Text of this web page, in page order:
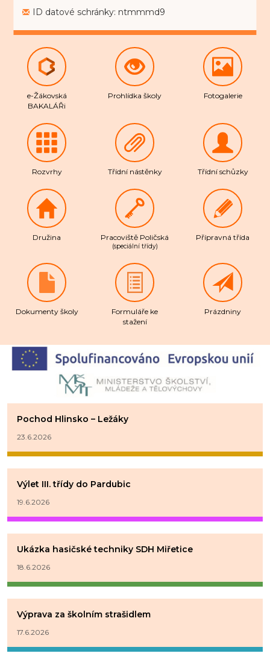
ID datové schránky: ntmmmd9
e-Žákovská
BAKALÁŘi
Prohlídka školy Fotogalerie
Rozvrhy Třídní nástěnky Třídní schůzky
Družina Pracoviště Poličská
(speciální třídy)
Přípravná třída
Dokumenty školy
Formuláře ke
stažení
Prázdniny
Pochod Hlinsko – Ležáky
23.6.2026
Výlet III. třídy do Pardubic
19.6.2026
Ukázka hasičské techniky SDH Miřetice
18.6.2026
Výprava za školním strašidlem
17.6.2026